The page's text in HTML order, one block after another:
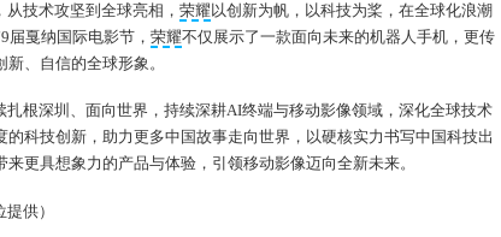
从技术攻坚到全球亮相，荣耀 以创新为帆，以科技为桨，在全球化浪潮
届戛纳国际电影节， 荣耀不仅展示了一款面向未来的机器人手机，更传
、自信的全球形象。
扎根深圳、面向世界，持续深耕AI终端与移动影像领域，深化全球技术
的科技创新，助力更多中国故事走向世界，以硬核实力书写中国科技出
更具想象力的产品与体验，引领移动影像迈向全新未来。
供）